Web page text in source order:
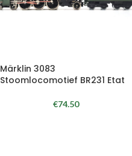
Märklin 3083
Stoomlocomotief BR231 Etat
€74.50